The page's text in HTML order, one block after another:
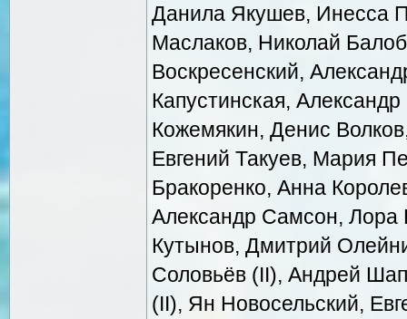
Данила Якушев, Инесса
Маслаков, Николай
Воскресенский,
Капустинская,
Кожемякин, Денис
Евгений Такуев, Мария
Бракоренко, Анна
Александр Самсон, Лора
Кутынов, Дмитрий
Соловьёв (II), Андрей
(II), Ян Новосельский,